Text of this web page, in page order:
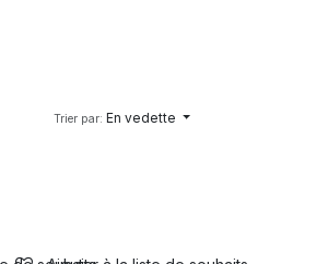
Trier par: En vedette